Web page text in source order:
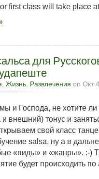
first class will take place
для
Жизнь Развлечения on Окт
и Господа, не хотите ли
и внешний) тонус и
свой класс
salsa, ну а в
«виды» и «жанры». :-)
будет происходить